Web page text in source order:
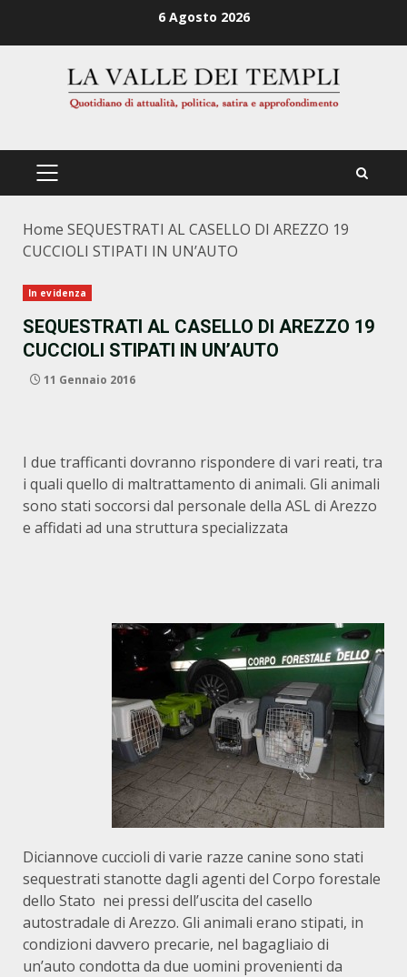
6 Agosto 2026
PRIMÄRES
Home SEQUESTRATI AL CASELLO DI AREZZO 19
CUCCIOLI STIPATI IN UN’AUTO
In evidenza
SEQUESTRATI AL CASELLO DI AREZZO 19
CUCCIOLI STIPATI IN UN’AUTO
11 Gennaio 2016
I due trafficanti dovranno rispondere di vari reati, tra
i quali quello di maltrattamento di animali. Gli animali
sono stati soccorsi dal personale della ASL di Arezzo
e affidati ad una struttura specializzata
Diciannove cuccioli di varie razze canine sono stati
sequestrati stanotte dagli agenti del Corpo forestale
dello Stato nei pressi dell’uscita del casello
autostradale di Arezzo. Gli animali erano stipati, in
condizioni davvero precarie, nel bagagliaio di
un’auto condotta da due uomini provenienti da